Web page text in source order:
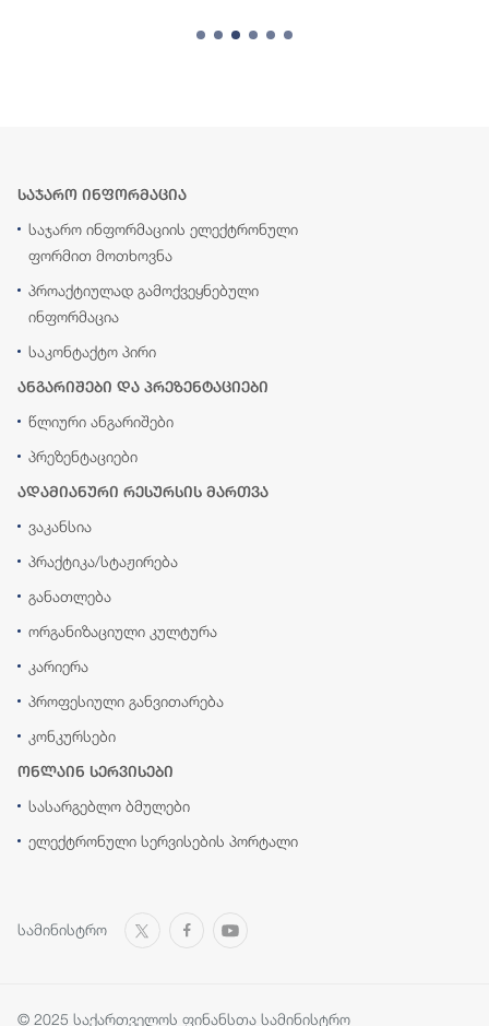
საჯარო ინფორმაცია
საჯარო ინფორმაციის ელექტრონული
ფორმით მოთხოვნა
პროაქტიულად გამოქვეყნებული
ინფორმაცია
საკონტაქტო პირი
ანგარიშები და პრეზენტაციები
წლიური ანგარიშები
პრეზენტაციები
ადამიანური რესურსის მართვა
ვაკანსია
პრაქტიკა/სტაჟირება
განათლება
ორგანიზაციული კულტურა
კარიერა
პროფესიული განვითარება
კონკურსები
ონლაინ სერვისები
სასარგებლო ბმულები
ელექტრონული სერვისების პორტალი
სამინისტრო
© 2025 საქართველოს ფინანსთა სამინისტრო